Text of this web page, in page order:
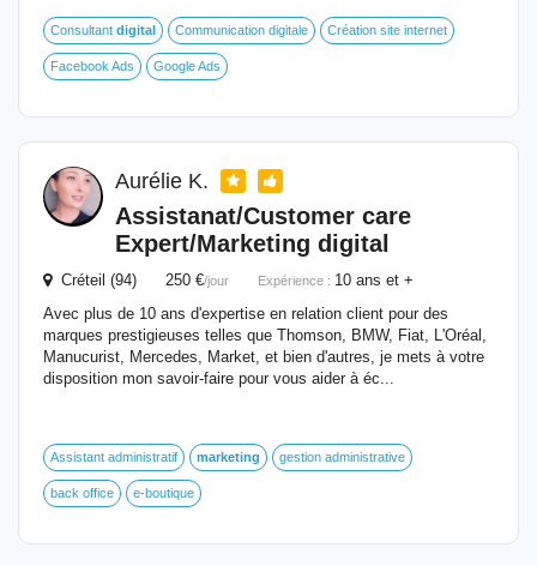
Consultant digital Communication digitale Création site internet
Facebook Ads Google Ads
Aurélie K.
Assistanat/Customer care
Expert/Marketing digital
Créteil (94) 250 €/jour Expérience : 10 ans et +
Avec plus de 10 ans d'expertise en relation client pour des
marques prestigieuses telles que Thomson, BMW, Fiat, L'Oréal,
Manucurist, Mercedes, Market, et bien d'autres, je mets à votre
disposition mon savoir-faire pour vous aider à éc...
Assistant administratif marketing gestion administrative
back office e-boutique